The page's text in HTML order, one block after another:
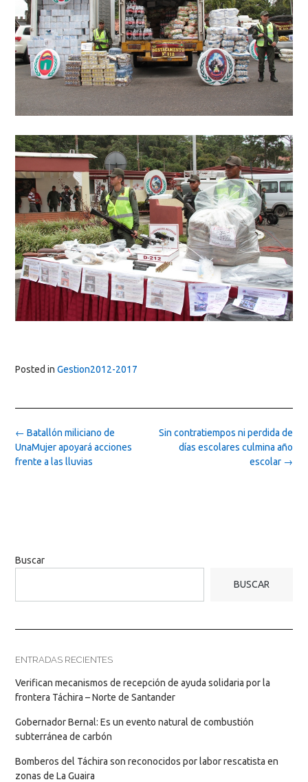
Posted in Gestion2012-2017
Post
navigation
Sin contratiempos ni perdida de
días escolares culmina año
escolar →
← Batallón miliciano de
UnaMujer apoyará acciones
frente a las lluvias
Buscar
BUSCAR
ENTRADAS RECIENTES
Verifican mecanismos de recepción de ayuda solidaria por la
frontera Táchira – Norte de Santander
Gobernador Bernal: Es un evento natural de combustión
subterránea de carbón
Bomberos del Táchira son reconocidos por labor rescatista en
zonas de La Guaira